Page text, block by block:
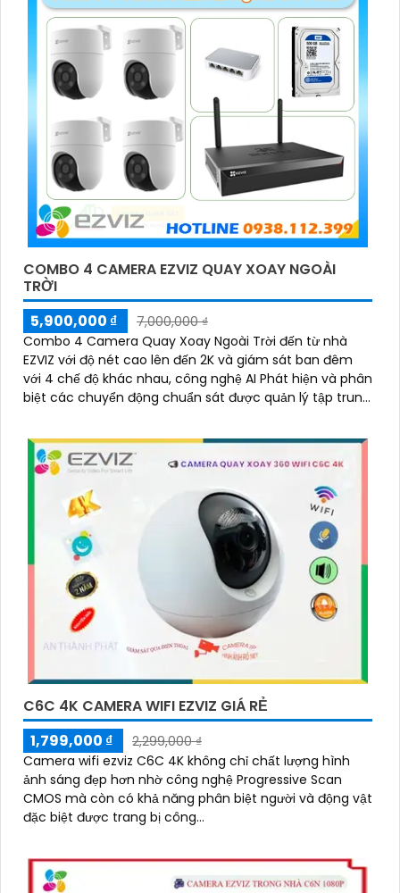
ngay hôm nay!"
COMBO 4 CAMERA EZVIZ QUAY XOAY NGOÀI
TRỜI
5,900,000 ₫
7,000,000 ₫
Combo 4 Camera Quay Xoay Ngoài Trời đến từ nhà
EZVIZ với độ nét cao lên đến 2K và giám sát ban đêm
với 4 chế độ khác nhau, công nghệ AI Phát hiện và phân
biệt các chuyển động chuẩn sát được quản lý tập trung
C6C 4K CAMERA WIFI EZVIZ GIÁ RẺ
1,799,000 ₫
2,299,000 ₫
Camera wifi ezviz C6C 4K không chỉ chất lượng hình
ảnh sáng đẹp hơn nhờ công nghệ Progressive Scan
CMOS mà còn có khả năng phân biệt người và động vật
đặc biệt được trang bị công...